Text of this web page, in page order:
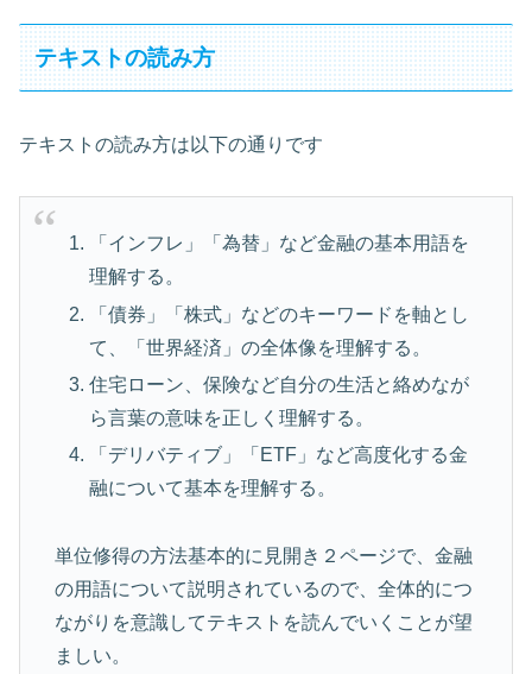
テキストの読み方
テキストの読み方は以下の通りです
「インフレ」「為替」など金融の基本用語を
理解する。
「債券」「株式」などのキーワードを軸とし
て、「世界経済」の全体像を理解する。
住宅ローン、保険など自分の生活と絡めなが
ら言葉の意味を正しく理解する。
「デリバティブ」「ETF」など高度化する金
融について基本を理解する。
単位修得の方法基本的に見開き２ページで、金融
の用語について説明されているので、全体的につ
ながりを意識してテキストを読んでいくことが望
ましい。